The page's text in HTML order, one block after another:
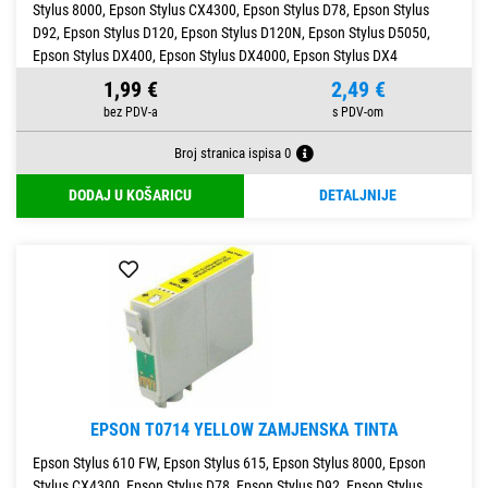
Stylus 8000, Epson Stylus CX4300, Epson Stylus D78, Epson Stylus
D92, Epson Stylus D120, Epson Stylus D120N, Epson Stylus D5050,
Epson Stylus DX400, Epson Stylus DX4000, Epson Stylus DX4
1,99 € 2,49 €
Broj stranica ispisa 0
DODAJ U KOŠARICU DETALJNIJE
EPSON T0714 YELLOW ZAMJENSKA TINTA
Epson Stylus 610 FW, Epson Stylus 615, Epson Stylus 8000, Epson